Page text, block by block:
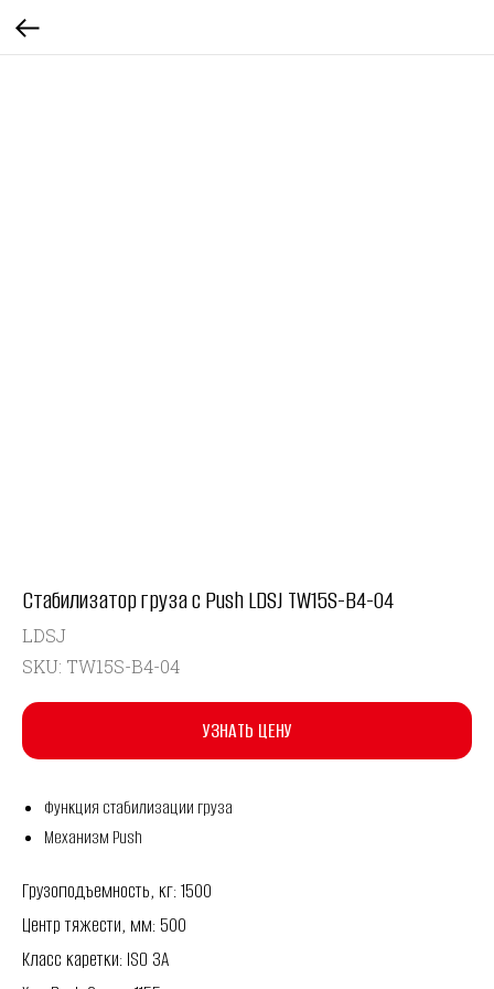
Стабилизатор груза с Push LDSJ TW15S-B4-04
LDSJ
SKU: TW15S-B4-04
УЗНАТЬ ЦЕНУ
Функция стабилизации груза
Механизм Push
Грузоподъемность, кг: 1500
Центр тяжести, мм: 500
Класс каретки: ISO 3A